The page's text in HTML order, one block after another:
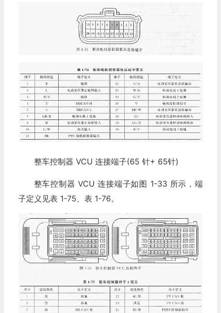
整车控制器 VCU 连接端子(65 针+ 65针)
整车控制器 VCU 连接端子如图 1-33 所示，端
子定义见表 1-75、表 1-76。